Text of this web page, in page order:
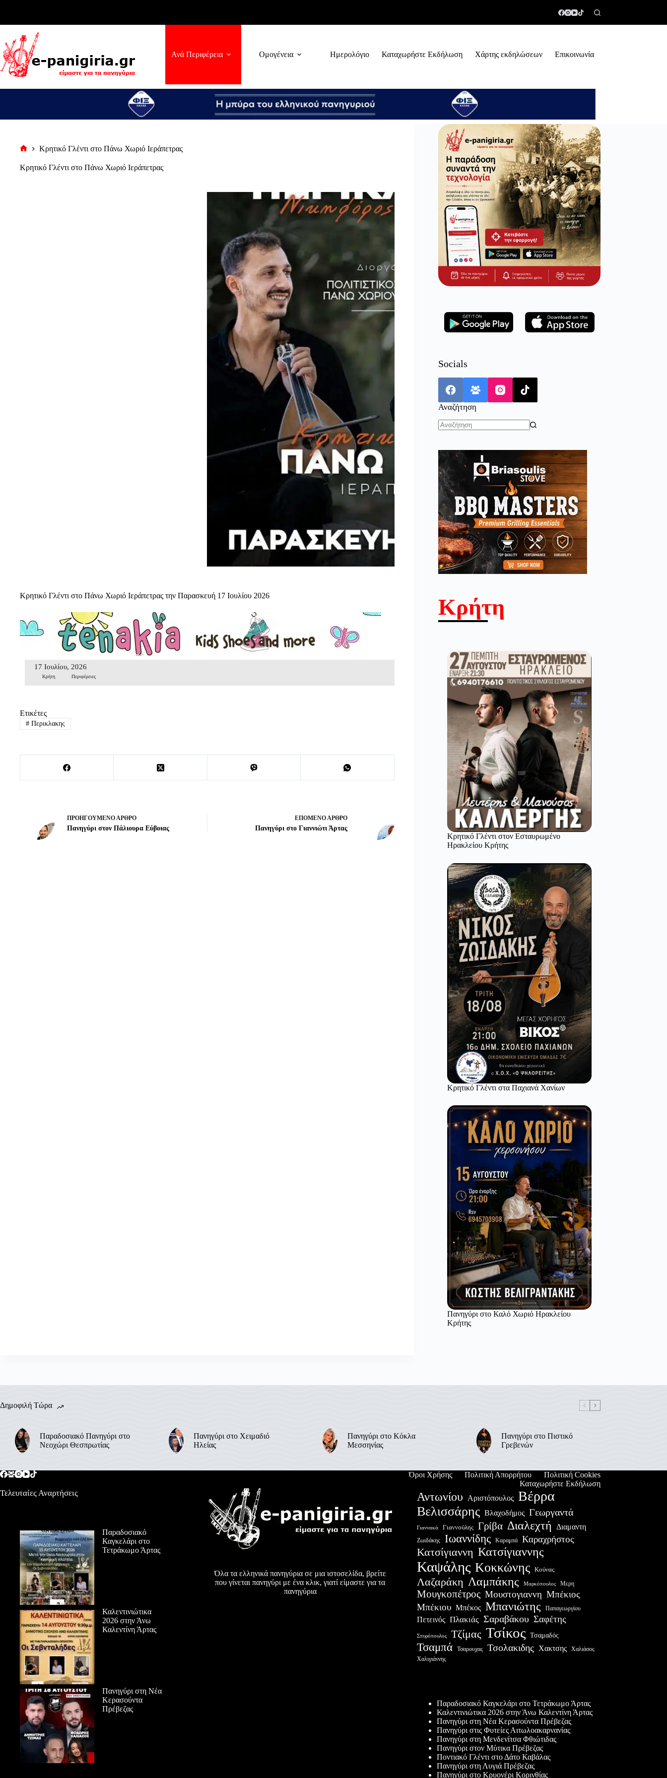
Ανά Περιφέρεια Ομογένεια Ημερολόγιο Καταχωρήστε Εκδήλωση Χάρτης εκδηλώσεων Επικοινωνία
σελίδα
Κρητικό Γλέντι στο Πάνω Χωριό Ιεράπετρας
Κρητικό Γλέντι στο Πάνω Χωριό Ιεράπετρας
Κρητικό Γλέντι στο Πάνω Χωριό Ιεράπετρας την Παρασκευή 17 Ιουλίου 2026
17 Ιουλίου, 2026
Κρήτη Περιφέρειες
Ετικέτες
#Περικλακης
ΠΡΟΗΓΟΎΜΕΝΟ ΆΡΘΡΟ
Πανηγύρι στον Πάλιουρα Εύβοιας
ΕΠΌΜΕΝΟ ΆΡΘΡΟ
Πανηγύρι στο Γιαννιώτι Άρτας
Socials
Αναζήτηση
Κρήτη
Κρητικό Γλέντι στον Εσταυρωμένο
Ηρακλείου Κρήτης
Κρητικό Γλέντι στα Παχιανά Χανίων
Πανηγύρι στο Καλό Χωριό Ηρακλείου
Κρήτης
Δημοφιλή Τώρα
Παραδοσιακό Πανηγύρι στο
Νεοχώρι Θεσπρωτίας
Πανηγύρι στο Χειμαδιό
Ηλείας
Πανηγύρι στο Κόκλα
Μεσσηνίας
Πανηγύρι στο Πιστικό
Γρεβενών
Όροι Χρήσης Πολιτική Απορρήτου
Πολιτική Cookies
Καταχωρήστε Εκδήλωση
Τελευταίες Αναρτήσεις
Παραδοσιακό
Καγκελάρι στο
Τετράκωμο Άρτας
Καλεντινιώτικα
2026 στην Άνω
Καλεντίνη Άρτας
Πανηγύρι στη Νέα
Κερασούντα
Πρέβεζας
Όλα τα ελληνικά πανηγύρια σε μια ιστοσελίδα, βρείτε
που γίνεται πανηγύρι με ένα κλικ, γιατί είμαστε για τα
πανηγύρια
Αντωνίου Αριστόπουλος Βέρρα
Βελισσάρης Βλαχοδήμος Γεωργαντά
Γιαννακά Γιαννούλης Γρίβα Διαλεχτή Διαμαντη
Ζωιδάκης Ιωαννίδης Καραμπά Καραχρήστος
Κατσίγιαννη Κατσίγιαννης
Καψάλης Κοκκώνης Κούνας
Λαζαράκη Λαμπάκης Μαρκόπουλος Μερη
Μουγκοπέτρος Μουστογιαννη Μπέκιος
Μπέκιου Μπέκος Μπανιώτης Παπαγεωργίου
Πετεινός Πλακιάς Σαραβάκου Σαφέτης
Σπυρόπουλος Τζίμας Τσίκος Τσαμαδός
Τσαμπά Τσαρουχας Τσολακιδης Χακτσης
Χαλιάσος
Χαλιγιάννης
Παραδοσιακό Καγκελάρι στο Τετράκωμο Άρτας
Καλεντινιώτικα 2026 στην Άνω Καλεντίνη Άρτας
Πανηγύρι στη Νέα Κερασούντα Πρέβεζας
Πανηγύρι στις Φυτείες Αιτωλοακαρνανίας
Πανηγύρι στη Μενδενίτσα Φθιώτιδας
Πανηγύρι στον Μύτικα Πρέβεζας
Ποντιακό Γλέντι στο Δάτο Καβάλας
Πανηγύρι στη Λυγιά Πρέβεζας
Πανηγύρι στο Κρυονέρι Κορινθίας